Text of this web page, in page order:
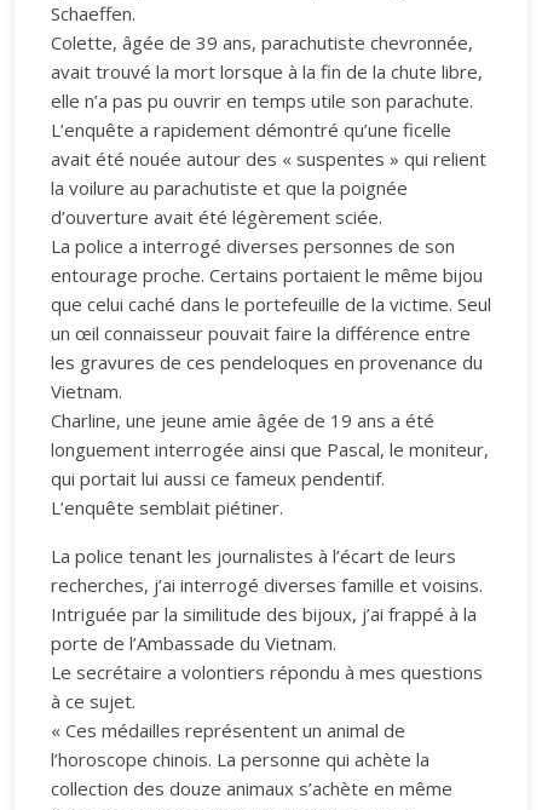
Schaeffen.
Colette, âgée de 39 ans, parachutiste chevronnée,
avait trouvé la mort lorsque à la fin de la chute libre,
elle n’a pas pu ouvrir en temps utile son parachute.
L’enquête a rapidement démontré qu’une ficelle
avait été nouée autour des « suspentes » qui relient
la voilure au parachutiste et que la poignée
d’ouverture avait été légèrement sciée.
La police a interrogé diverses personnes de son
entourage proche. Certains portaient le même bijou
que celui caché dans le portefeuille de la victime. Seul
un œil connaisseur pouvait faire la différence entre
les gravures de ces pendeloques en provenance du
Vietnam.
Charline, une jeune amie âgée de 19 ans a été
longuement interrogée ainsi que Pascal, le moniteur,
qui portait lui aussi ce fameux pendentif.
L’enquête semblait piétiner.
La police tenant les journalistes à l’écart de leurs
recherches, j’ai interrogé diverses famille et voisins.
Intriguée par la similitude des bijoux, j’ai frappé à la
porte de l’Ambassade du Vietnam.
Le secrétaire a volontiers répondu à mes questions
à ce sujet.
« Ces médailles représentent un animal de
l’horoscope chinois. La personne qui achète la
collection des douze animaux s’achète en même